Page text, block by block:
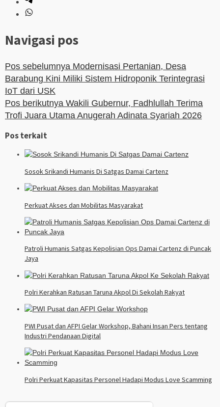
Navigasi pos
Pos sebelumnya Modernisasi Pertanian, Desa
Barabung Kini Miliki Sistem Hidroponik Terintegrasi
IoT dari USK
Pos berikutnya Wakili Gubernur, Fadhlullah Terima
Trofi Juara Utama Anugerah Adinata Syariah 2026
Pos terkait
Sosok Srikandi Humanis Di Satgas Damai Cartenz
Perkuat Akses dan Mobilitas Masyarakat
Patroli Humanis Satgas Kepolisian Ops Damai Cartenz di Puncak
Jaya
Polri Kerahkan Ratusan Taruna Akpol Di Sekolah Rakyat
PWI Pusat dan AFPI Gelar Workshop, Bahani Insan Pers tentang
Industri Pendanaan Digital
Polri Perkuat Kapasitas Personel Hadapi Modus Love Scamming